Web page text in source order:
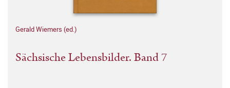
Gerald Wiemers (ed.)
Sächsische Lebensbilder. Band 7